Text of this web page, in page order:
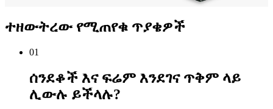
ተዘውትረው የሚጠየቁ ጥያቄዎች
01
ሰንደቆች እና ፍሬም እንደገና ጥቅም ላይ
ሊውሉ ይችላሉ?